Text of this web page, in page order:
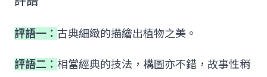
評語一： 古典細緻的描繪出植物之美。
評語二： 相當經典的技法，構圖亦不錯，故事性稍